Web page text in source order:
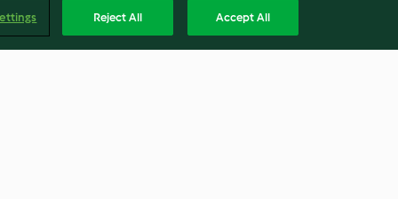
Reject All Accept All